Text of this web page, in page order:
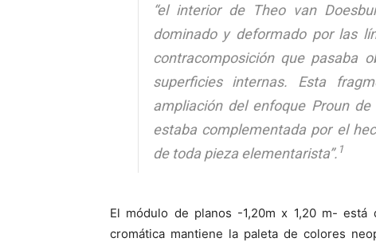
“el interior de Theo van
dominado y deformado por las
contracomposición que pasaba
superficies internas. Esta
ampliación del enfoque Proun
estaba complementada por el
de toda pieza elementarista”. 1
El módulo de planos -1,20m x 1,20 m-
cromática mantiene la paleta de colores